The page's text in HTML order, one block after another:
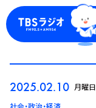
2025.02.10 月曜日
社会・政治・経済